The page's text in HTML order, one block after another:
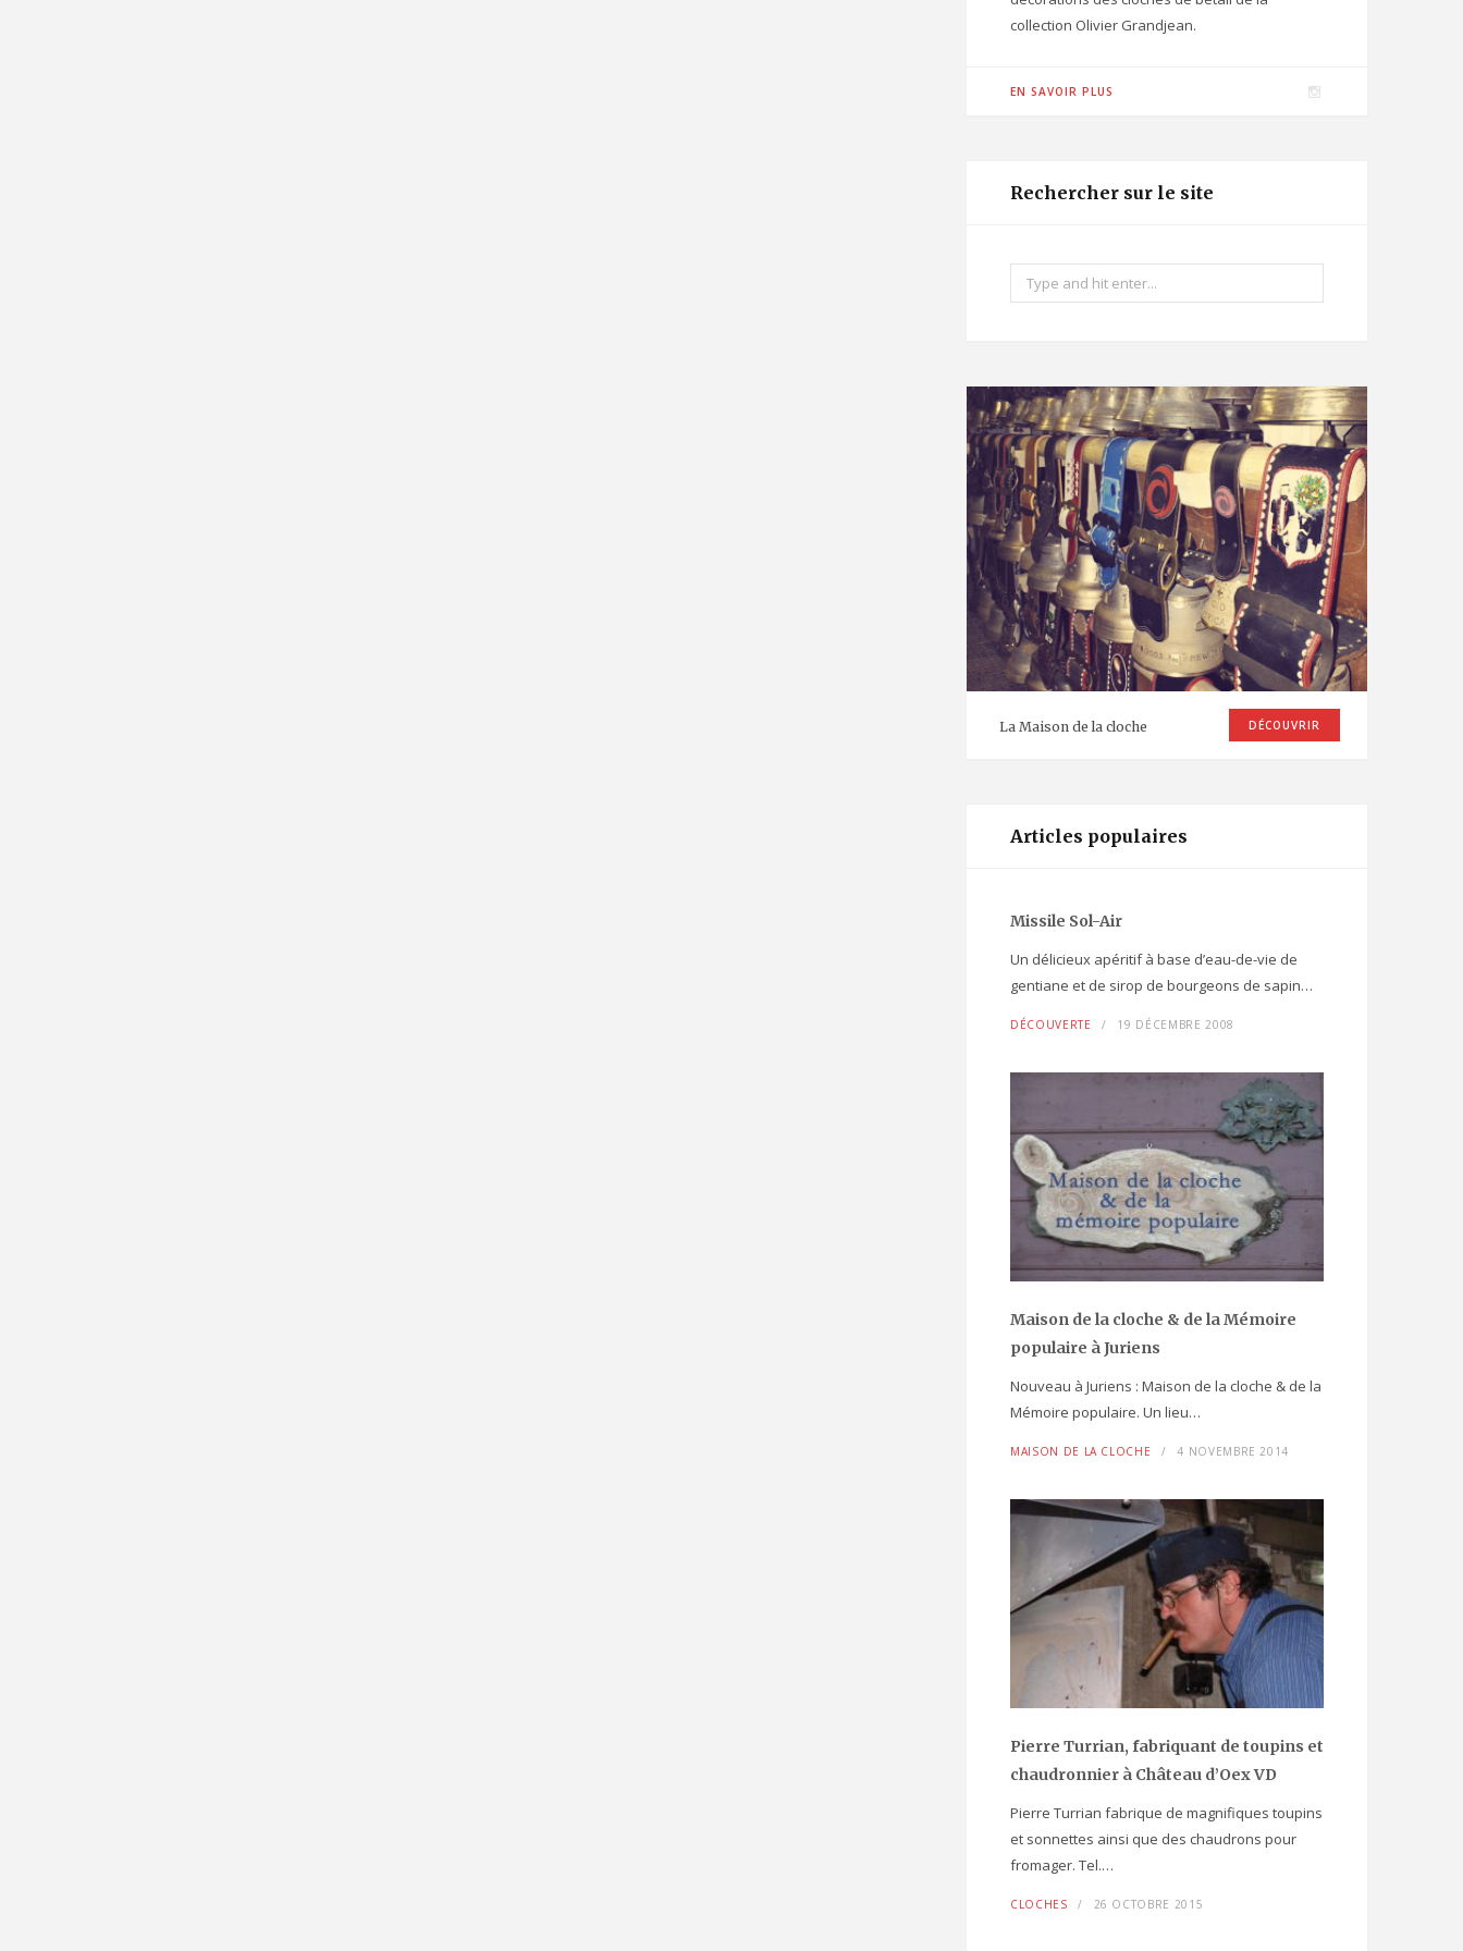
collection Olivier Grandjean.
EN SAVOIR PLUS
I
r
Rechercher sur le site
Search
for:
La Maison de la cloche DÉCOUVRIR
Articles populaires
Missile Sol-Air
Un délicieux apéritif à base d’eau-de-vie de
gentiane et de sirop de bourgeons de sapin…
DÉCOUVERTE 19 DÉCEMBRE 2008
Maison de la cloche & de la Mémoire
populaire à Juriens
Nouveau à Juriens : Maison de la cloche & de la
Mémoire populaire. Un lieu…
MAISON DE LA CLOCHE 4 NOVEMBRE 2014
Pierre Turrian, fabriquant de toupins et
chaudronnier à Château d’Oex VD
Pierre Turrian fabrique de magnifiques toupins
et sonnettes ainsi que des chaudrons pour
fromager. Tel.…
CLOCHES 26 OCTOBRE 2015